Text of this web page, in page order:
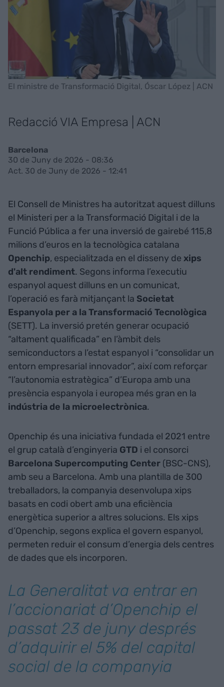
El ministre de Transformació Digital, Óscar López | ACN
Redacció VIA Empresa | ACN
Barcelona
30 de Juny de 2026 - 08:36
Act. 30 de Juny de 2026 - 12:41
El Consell de Ministres ha autoritzat aquest dilluns
el Ministeri per a la Transformació Digital i de la
Funció Pública a fer una inversió de gairebé 115,8
milions d’euros en la tecnològica catalana
Openchip, especialitzada en el disseny de xips
d'alt rendiment. Segons informa l’executiu
espanyol aquest dilluns en un comunicat,
l’operació es farà mitjançant la Societat
Espanyola per a la Transformació Tecnològica
(SETT). La inversió pretén generar ocupació
“altament qualificada” en l’àmbit dels
semiconductors a l’estat espanyol i “consolidar un
entorn empresarial innovador”, així com reforçar
“l’autonomia estratègica” d’Europa amb una
presència espanyola i europea més gran en la
indústria de la microelectrònica.
Openchip és una iniciativa fundada el 2021 entre
el grup català d’enginyeria GTD i el consorci
Barcelona Supercomputing Center (BSC-CNS),
amb seu a Barcelona. Amb una plantilla de 300
treballadors, la companyia desenvolupa xips
basats en codi obert amb una eficiència
energètica superior a altres solucions. Els xips
d’Openchip, segons explica el govern espanyol,
permeten reduir el consum d’energia dels centres
de dades que els incorporen.
La Generalitat va entrar en
l’accionariat d’Openchip el
passat 23 de juny després
d’adquirir el 5% del capital
social de la companyia